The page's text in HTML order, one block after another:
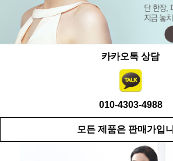
카카오톡 상담
010-4303-4988
모든 제품은 판매가입